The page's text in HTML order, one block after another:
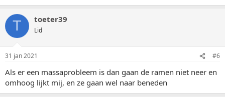
T toeter39
Lid
31 jan 2021 #6
Als er een massaprobleem is dan gaan de ramen niet neer en
omhoog lijkt mij, en ze gaan wel naar beneden